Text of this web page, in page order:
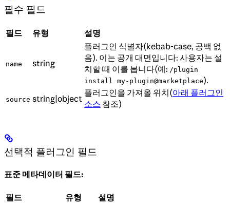
필수 필드
필드 유형 설명
name string
플러그인 식별자(kebab-case, 공백 없
음). 이는 공개 대면입니다: 사용자는 설
치할 때 이를 봅니다(예: /plugin
install my-plugin@marketplace).
source string|object
플러그인을 가져올 위치(아래 플러그인
소스 참조)
선택적 플러그인 필드
표준 메타데이터 필드:
필드 유형 설명